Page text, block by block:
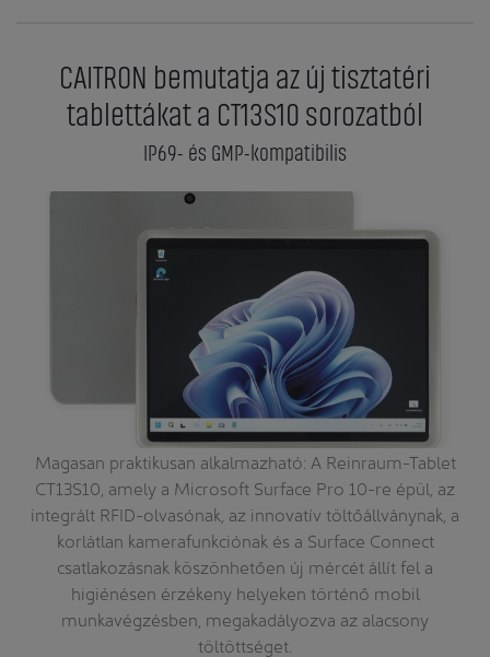
CAITRON bemutatja az új tisztatéri
tablettákat a CT13S10 sorozatból
IP69- és GMP-kompatibilis
Magasan praktikusan alkalmazható: A Reinraum-Tablet
CT13S10, amely a Microsoft Surface Pro 10-re épül, az
integrált RFID-olvasónak, az innovatív töltőállványnak, a
korlátlan kamerafunkciónak és a Surface Connect
csatlakozásnak köszönhetően új mércét állít fel a
higiénésen érzékeny helyeken történő mobil
munkavégzésben, megakadályozva az alacsony
töltöttséget.